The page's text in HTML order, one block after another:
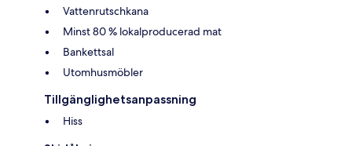
Vattenrutschkana
Minst 80 % lokalproducerad mat
Bankettsal
Utomhusmöbler
Tillgänglighetsanpassning
Hiss